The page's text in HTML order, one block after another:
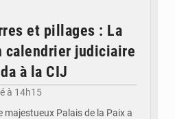
et pillages : La
calendrier judiciaire
à la CIJ
à 14h15
majestueux Palais de la Paix a